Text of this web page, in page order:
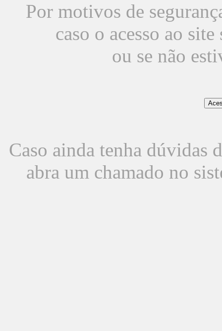
Por motivos de
caso o acesso ao
ou se não
Caso ainda tenha dúvidas
abra um chamado no